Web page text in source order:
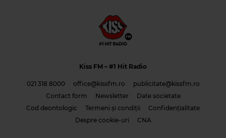
Costi & Adrian Saguna & Benzol – Solo tu -1
Kiss FM – #1 Hit Radio
021 318 8000 office@kissfm.ro
publicitate@kissfm.ro
Contact form
Newsletter
Date societate
Cod deontologic
Termeni și condiții
Confidențialitate
Despre cookie-uri
CNA